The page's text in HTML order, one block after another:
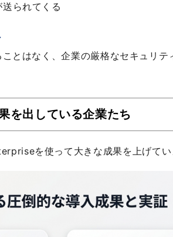
られてくる
とはなく、企業の厳格なセキュリテ
を出している企業たち
を使って大きな成果を上げてい